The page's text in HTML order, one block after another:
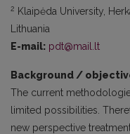
2 Klaipėda University,
Lithuania
E-mail: pdt@mail.lt
Background /
The current
limited possibilities.
new perspective